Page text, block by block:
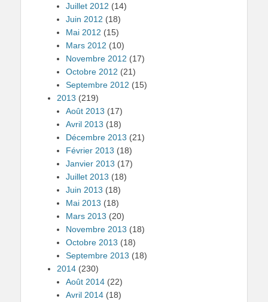
Juillet 2012 (14)
Juin 2012 (18)
Mai 2012 (15)
Mars 2012 (10)
Novembre 2012 (17)
Octobre 2012 (21)
Septembre 2012 (15)
2013 (219)
Août 2013 (17)
Avril 2013 (18)
Décembre 2013 (21)
Février 2013 (18)
Janvier 2013 (17)
Juillet 2013 (18)
Juin 2013 (18)
Mai 2013 (18)
Mars 2013 (20)
Novembre 2013 (18)
Octobre 2013 (18)
Septembre 2013 (18)
2014 (230)
Août 2014 (22)
Avril 2014 (18)